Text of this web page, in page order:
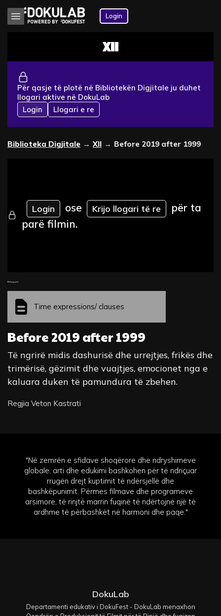
Login
XII
Për qasje të plotë në Bibliotekën Digjitale ju duhet
llogari aktive në DokuLab
Login
Llogari e re
Biblioteka Digjitale → XII → Before 2019 after 1999
Login ose Krijo llogari të re
për ta
parë filmin.
Fleta pune
Time expressions/ clauses
Before 2019 after 1999
Të ngrirë midis dashurisë dhe urrejtjes, frikës dhe
trimërisë, gëzimit dhe vuajtjes, emocionet nga e
kaluara duken të pamundura të zbehen.
Regjia Veton Kastrati
"Në zemrën e sfidave shoqërore dhe ndryshimeve
globale, arti dhe edukimi bashkohen për të ndriçuar
rrugën drejt kuptimit të ndërsjellë dhe
bashkëpunimit. Përmes filmave dhe programeve
arsimore, të rinjtë marrin fuqinë të ndërtojnë një të
ardhme të përbashkët në harmoni dhe paqe."
DokuLab
Departamenti edukativ i DokuFest - DokuLab menaxhon